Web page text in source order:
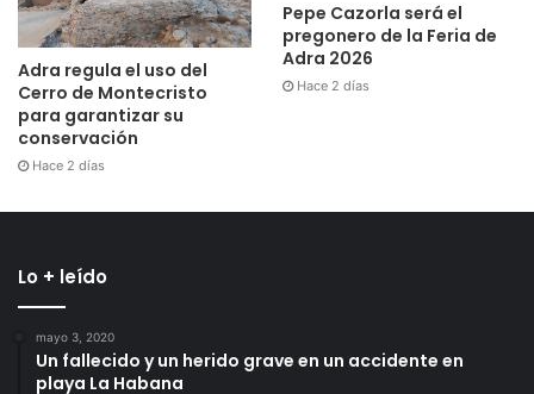
Adra regula el uso del
Cerro de Montecristo
para garantizar su
conservación
Hace 2 días
Pepe Cazorla será el
pregonero de la Feria de
Adra 2026
Hace 2 días
Lo + leído
mayo 3, 2020
Un fallecido y un herido grave en un accidente en
playa La Habana